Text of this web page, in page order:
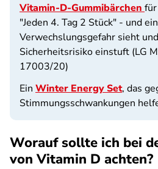
Vitamin-D-Gummibärchen
"Jeden 4. Tag 2 Stück" - und
Verwechslungsgefahr sieht
Sicherheitsrisiko einstuft (LG
17003/20)
Ein Winter Energy Set, das
Stimmungsschwankungen
Worauf sollte ich bei
von Vitamin D achten?